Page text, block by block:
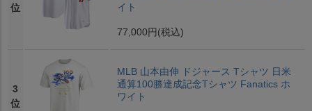
位
イト
77,000円 (税込)
3
位
MLB 山本由伸 ドジャース Tシャツ 日米
通算100勝達成記念Tシャツ Fanatics ホ
ワイト